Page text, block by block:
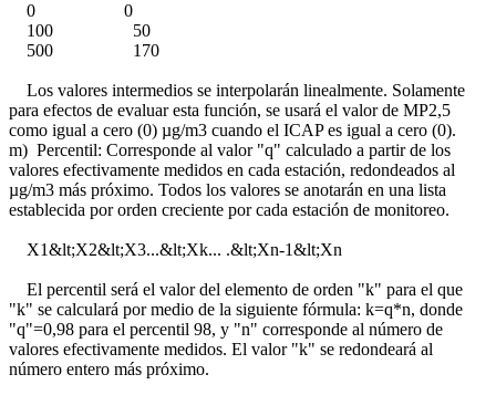
0 0
100 50
500 170
Los valores intermedios se interpolarán linealmente. Solamente
para efectos de evaluar esta función, se usará el valor de MP2,5
como igual a cero (0) µg/m3 cuando el ICAP es igual a cero (0).
m) Percentil: Corresponde al valor "q" calculado a partir de los
valores efectivamente medidos en cada estación, redondeados al
µg/m3 más próximo. Todos los valores se anotarán en una lista
establecida por orden creciente por cada estación de monitoreo.
X1&lt;X2&lt;X3...&lt;Xk... .&lt;Xn-1&lt;Xn
El percentil será el valor del elemento de orden "k" para el que
"k" se calculará por medio de la siguiente fórmula: k=q*n, donde
"q"=0,98 para el percentil 98, y "n" corresponde al número de
valores efectivamente medidos. El valor "k" se redondeará al
número entero más próximo.